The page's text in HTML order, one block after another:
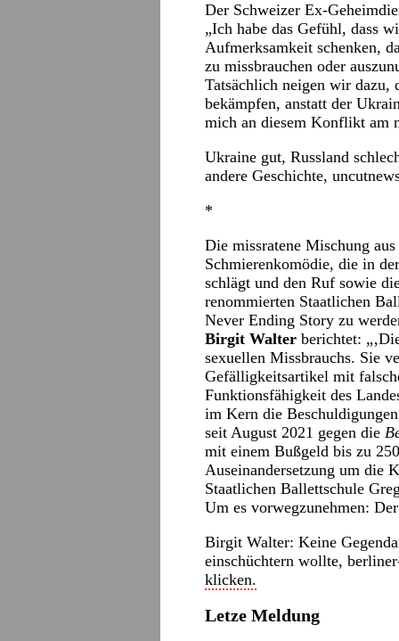
Der Schweizer Ex-
„Ich habe das Gefühl, dass
Aufmerksamkeit schenken,
zu missbrauchen oder
Tatsächlich neigen wir dazu,
bekämpfen, anstatt der
mich an diesem Konflikt am
Ukraine gut, Russland
andere Geschichte,
*
Die missratene Mischung
Schmierenkomödie, die in
schlägt und den Ruf sowie
renommierten Staatlichen
Never Ending Story zu
Birgit Walter berichtet:
sexuellen Missbrauchs. Sie
Gefälligkeitsartikel mit
Funktionsfähigkeit des
im Kern die
seit August 2021 gegen die
mit einem Bußgeld bis zu
Auseinandersetzung um die
Staatlichen Ballettschule
Um es vorwegzunehmen:
Birgit Walter: Keine
einschüchtern wollte,
klicken.
Letze Meldung